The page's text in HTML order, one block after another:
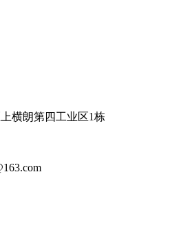
横朗第四工业区1栋